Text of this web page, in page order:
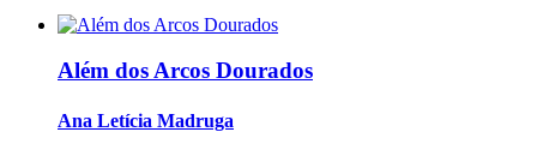
Além dos Arcos Dourados
Ana Letícia Madruga